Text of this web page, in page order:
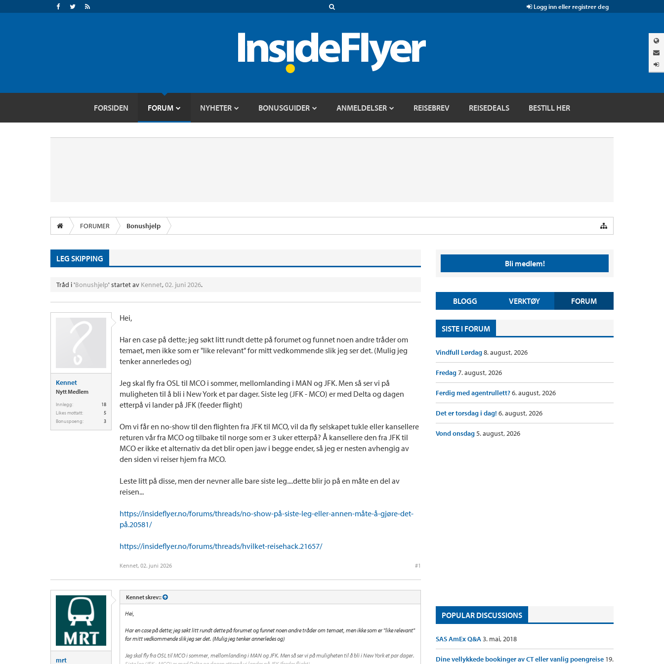
Logg inn eller registrer deg
FORSIDEN FORUM NYHETER BONUSGUIDER ANMELDELSER REISEBREV REISEDEALS BESTILL HER
FORUMER Bonushjelp
LEG SKIPPING
Tråd i 'Bonushjelp' startet av Kennet,02. juni 2026.
Kennet
Nytt Medlem
Innlegg:
18
Likes mottatt:
5
Bonuspoeng:
3
Hei,
Har en case på dette; jeg søkt litt rundt dette på forumet og funnet noen andre tråder om
temaet, men ikke som er "like relevant" for mitt vedkommende slik jeg ser det. (Mulig jeg
tenker annerledes og)
Jeg skal fly fra OSL til MCO i sommer, mellomlanding i MAN og JFK. Men så ser vi på
muligheten til å bli i New York et par dager. Siste leg (JFK - MCO) er med Delta og dagen
etterpå vi lander på JFK (feeder flight)
Om vi får en no-show til den flighten fra JFK til MCO, vil da fly selskapet tukle eller kansellere
returen vår fra MCO og tilbake til norge som er 3 uker etterpå? Å kansellere den fra JFK til
MCO er ikke et alternativ da det blir open jaw i begge ender, så jeg er nesten avhengig av
den siden vi reiser hjem fra MCO.
Leste litt på disse, men der nevner alle bare siste leg....dette blir jo på en måte en del av
reisen...
https://insideflyer.no/forums/threads/no-show-på-siste-leg-eller-annen-måte-å-gjøre-det-
på.20581/
https://insideflyer.no/forums/threads/hvilket-reisehack.21657/
Kennet, 02. juni 2026 #1
mrt
Kennet skrev::
Hei,
Har en case på dette; jeg søkt litt rundt dette på forumet og funnet noen andre tråder om temaet, men ikke som er "like relevant"
for mitt vedkommende slik jeg ser det. (Mulig jeg tenker annerledes og)
Jeg skal fly fra OSL til MCO i sommer, mellomlanding i MAN og JFK. Men så ser vi på muligheten til å bli i New York et par dager.
Bli medlem!
BLOGG VERKTØY FORUM
SISTE I FORUM
Vindfull Lørdag8. august, 2026
Fredag7. august, 2026
Ferdig med agentrullett?6. august, 2026
Det er torsdag i dag! 6. august, 2026
Vond onsdag5. august, 2026
POPULAR DISCUSSIONS
SAS AmEx Q&A3. mai, 2018
Dine vellykkede bookinger av CT eller vanlig poengreise 19.